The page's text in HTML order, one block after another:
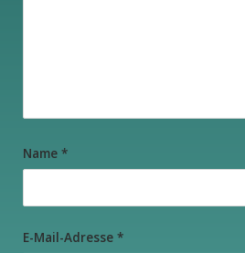
Name *
E-Mail-Adresse *